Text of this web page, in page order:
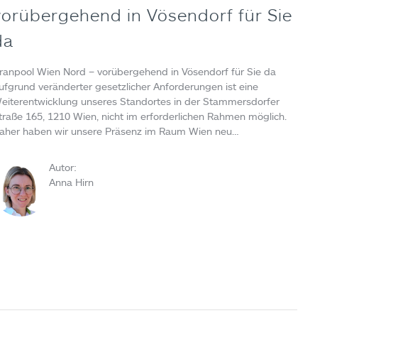
in Vösendorf für Sie
Wien Nord – vorübergehend in Vösendorf für Sie da
veränderter gesetzlicher Anforderungen ist eine
unseres Standortes in der Stammersdorfer
165, 1210 Wien, nicht im erforderlichen Rahmen möglich.
haben wir unsere Präsenz im Raum Wien neu…
Autor:
Anna Hirn